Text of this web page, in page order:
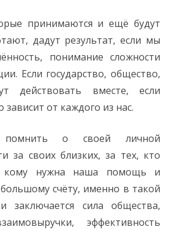
принимаются и ещё будут
дадут результат, если мы
понимание сложности
Если государство, общество,
действовать вместе, если
зависит от каждого из нас.
о своей личной
за своих близких, за тех, кто
кому нужна наша помощь и
счёту, именно в такой
заключается сила общества,
эффективность